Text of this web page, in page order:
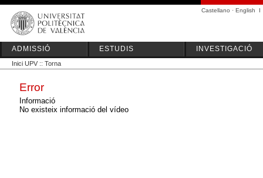
Castellano · English I
ADMISSIÓ ESTUDIS INVESTIGACIÓ
Inici UPV :: Torna
Error
Informació
No existeix informació del vídeo